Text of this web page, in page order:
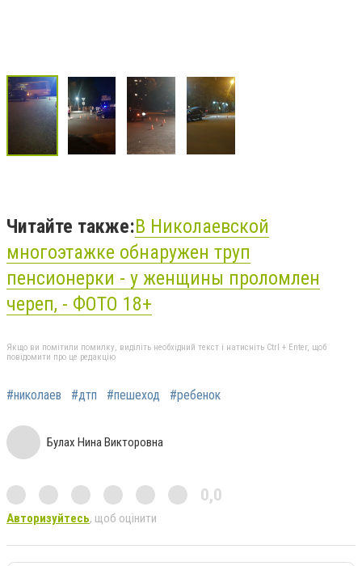
Читайте также:В Николаевской
многоэтажке обнаружен труп
пенсионерки - у женщины проломлен
череп, - ФОТО 18+
Якщо ви помітили помилку, виділіть необхідний текст і натисніть Ctrl + Enter, щоб
повідомити про це редакцію
#николаев #дтп #пешеход #ребенок
Булах Нина Викторовна
0,0
Авторизуйтесь, щоб оцінити